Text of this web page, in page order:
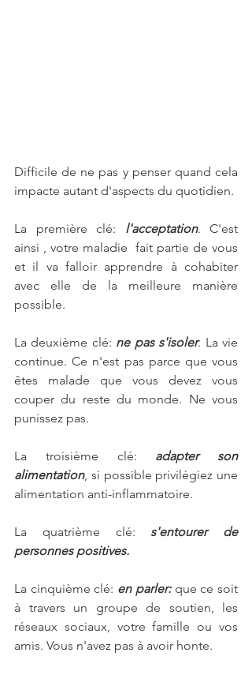
Difficile de ne pas y penser quand cela
impacte autant d'aspects du quotidien.
La première clé: l'acceptation. C'est
ainsi , votre maladie  fait partie de vous
et il va falloir apprendre à cohabiter
avec elle de la meilleure manière
possible.
La deuxième clé: ne pas s'isoler. La vie
continue. Ce n'est pas parce que vous
êtes malade que vous devez vous
couper du reste du monde. Ne vous
punissez pas.
La troisième clé: adapter son
alimentation, si possible privilégiez une
alimentation anti-inflammatoire.
La quatrième clé: s'entourer de
personnes positives.
La cinquième clé: en parler: que ce soit
à travers un groupe de soutien, les
réseaux sociaux, votre famille ou vos
amis. Vous n'avez pas à avoir honte.